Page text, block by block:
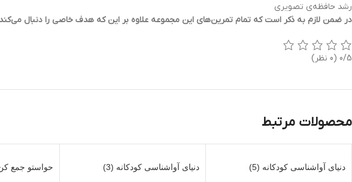
رشد حافظه‌ی تصويری
در ضمن لازم به ذكر است كه تمام تمرين‌های اين مجموعه علاوه بر اين كه هدف خاصی را دنبال
0/5 (0 نظر)
محصولات مرتبط
دنیای آواشناسی کودکانه (5) دنیای آواشناسی کودکانه (3) حواستو جمع کن